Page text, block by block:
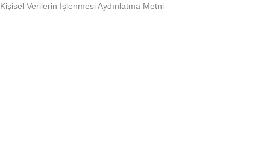
Kişisel Verilerin İşlenmesi Aydınlatma Metni